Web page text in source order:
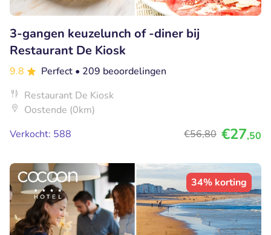
3-gangen keuzelunch of -diner bij
Restaurant De Kiosk
9.8 Perfect • 209 beoordelingen
Restaurant De Kiosk
Oostende (0km)
Verkocht: 588
€56,80 €27,50
34% korting